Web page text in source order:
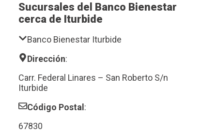
Sucursales del Banco Bienestar
cerca de Iturbide
Banco Bienestar Iturbide
Dirección:
Carr. Federal Linares – San Roberto S/n
Iturbide
Código Postal :
67830